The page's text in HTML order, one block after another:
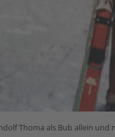
Thoma als Bub allein